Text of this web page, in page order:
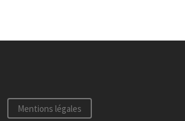
Mentions légales